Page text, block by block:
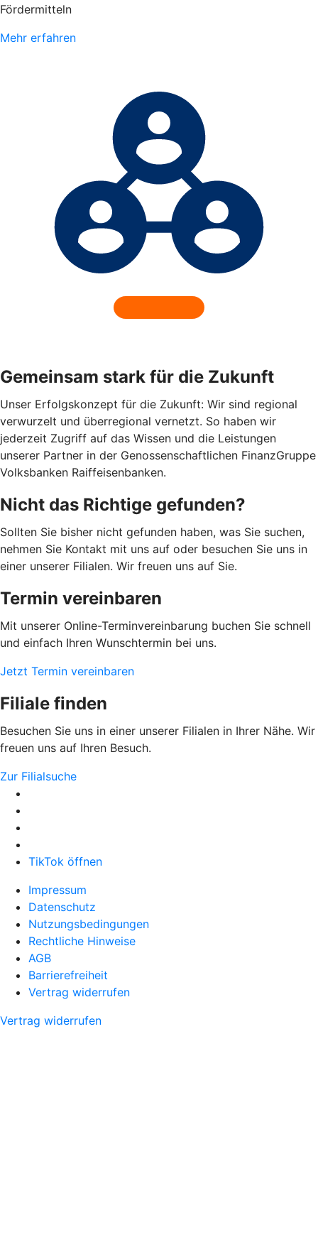
Fördermitteln
Mehr erfahren
Gemeinsam stark für die Zukunft
Unser Erfolgskonzept für die Zukunft: Wir sind regional
verwurzelt und überregional vernetzt. So haben wir
jederzeit Zugriff auf das Wissen und die Leistungen
unserer Partner in der Genossenschaftlichen FinanzGruppe
Volksbanken Raiffeisenbanken.
Nicht das Richtige gefunden?
Sollten Sie bisher nicht gefunden haben, was Sie suchen,
nehmen Sie Kontakt mit uns auf oder besuchen Sie uns in
einer unserer Filialen. Wir freuen uns auf Sie.
Termin vereinbaren
Mit unserer Online-Terminvereinbarung buchen Sie schnell
und einfach Ihren Wunschtermin bei uns.
Jetzt Termin vereinbaren
Filiale finden
Besuchen Sie uns in einer unserer Filialen in Ihrer Nähe. Wir
freuen uns auf Ihren Besuch.
Zur Filialsuche
TikTok öffnen
Impressum
Datenschutz
Nutzungsbedingungen
Rechtliche Hinweise
AGB
Barrierefreiheit
Vertrag widerrufen
Vertrag widerrufen